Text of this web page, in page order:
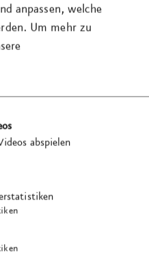
anpassen, welche
Um mehr zu
abspielen